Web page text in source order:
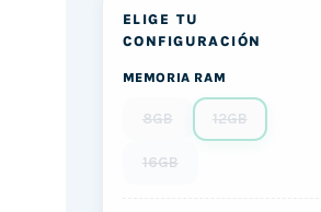
ELIGE TU
CONFIGURACIÓN
MEMORIA RAM
8GB 12GB
16GB